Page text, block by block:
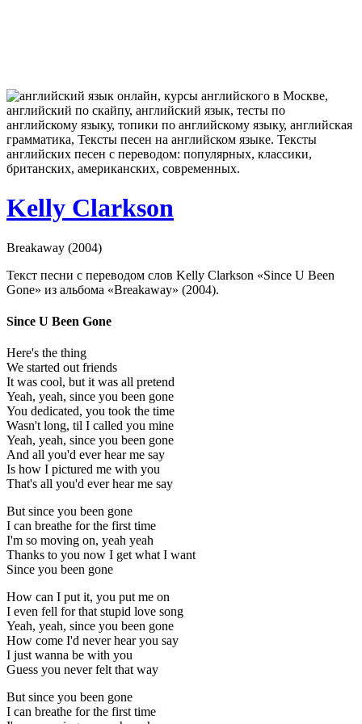
Kelly Clarkson
Breakaway (2004)
Текст песни с переводом слов Kelly Clarkson «Since U Been
Gone» из альбома «Breakaway» (2004).
Since U Been Gone
Here's the thing
We started out friends
It was cool, but it was all pretend
Yeah, yeah, since you been gone
You dedicated, you took the time
Wasn't long, til I called you mine
Yeah, yeah, since you been gone
And all you'd ever hear me say
Is how I pictured me with you
That's all you'd ever hear me say
But since you been gone
I can breathe for the first time
I'm so moving on, yeah yeah
Thanks to you now I get what I want
Since you been gone
How can I put it, you put me on
I even fell for that stupid love song
Yeah, yeah, since you been gone
How come I'd never hear you say
I just wanna be with you
Guess you never felt that way
But since you been gone
I can breathe for the first time